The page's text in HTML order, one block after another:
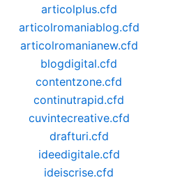
articolplus.cfd
articolromaniablog.cfd
articolromanianew.cfd
blogdigital.cfd
contentzone.cfd
continutrapid.cfd
cuvintecreative.cfd
drafturi.cfd
ideedigitale.cfd
ideiscrise.cfd